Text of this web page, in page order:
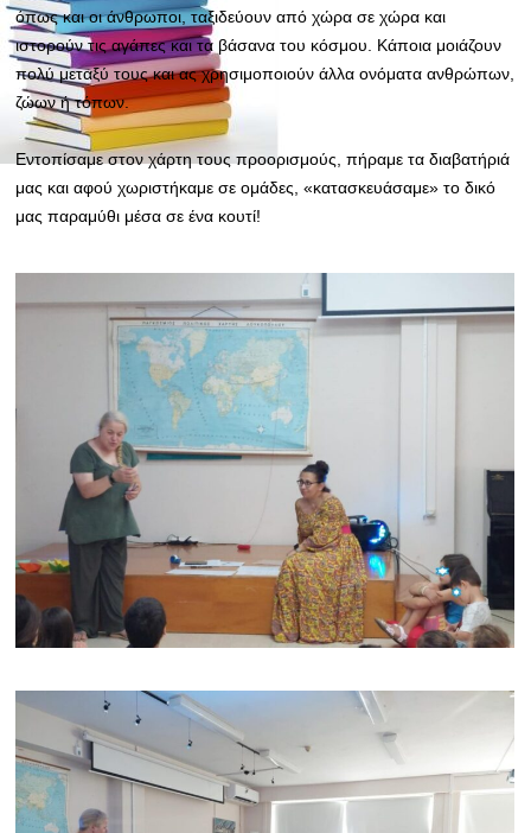
όπως και οι άνθρωποι, ταξιδεύουν από χώρα σε χώρα και
ιστορούν τις αγάπες και τα βάσανα του κόσμου. Κάποια μοιάζουν
πολύ μεταξύ τους και ας χρησιμοποιούν άλλα ονόματα ανθρώπων,
ζώων ή τόπων.
Εντοπίσαμε στον χάρτη τους προορισμούς, πήραμε τα διαβατήριά
μας και αφού χωριστήκαμε σε ομάδες, «κατασκευάσαμε» το δικό
μας παραμύθι μέσα σε ένα κουτί!